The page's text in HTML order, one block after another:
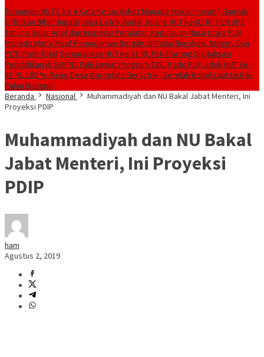
Turnamen BU FC ke 4 Kata Ketua Askot Manado Makin Inovatif, Banyak
Orbitkan Bibit Unggul Jaga Listrik Andal Jelang HUT ke-81 RI, PLN UP3
Tahuna Gelar Apel dan Inspeksi Peralatan Kepulauan Nusa Utara PLN
Manado Minta Maaf Pemadaman Bergilir di Pulau Bunaken, Minggu Dua
PLTD Pulih TotalSemarakkan HUT ke 81 RI, PLN Dorong Digitalisasi
Pendidikan di SMPN1 Palu Lewat Program TJSLKado PLN untuk HUT ke-
81 RI, 100 % Rasio Desa Gorontalo Berlistrik, Setelah Kabel Laut Listriki
Pulau Dudepo
Beranda
Nasional
Muhammadiyah dan NU Bakal Jabat Menteri, Ini
Proyeksi PDIP
Muhammadiyah dan NU Bakal
Jabat Menteri, Ini Proyeksi
PDIP
ham
Agustus 2, 2019